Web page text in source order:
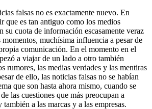
falsas no es exactamente nuevo. En
que es tan antiguo como los medios
su cuota de información escasamente veraz
muchísima influencia a pesar de
comunicación. En el momento en el
a viajar de un lado a otro también
rumores, las medias verdades y las mentiras
de ello, las noticias falsas no se habían
que son hasta ahora mismo, cuando se
las cuestiones que más preocupan a
a las marcas y a las empresas.